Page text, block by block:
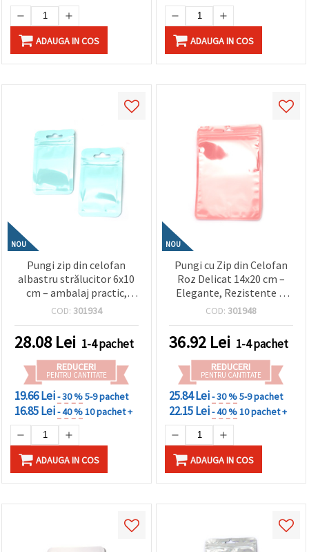
ADAUGA IN COS ADAUGA IN COS
NOU
Pungi zip din celofan
albastru strălucitor 6x10
cm – ambalaj practic,
rezistent și atrăgător, set
COD: 301934
28.08 Lei 1-4 pachet
REDUCERI
PENTRU CANTITATE
19.66 Lei- 30 %5-9 pachet
16.85 Lei- 40 %10 pachet +
ADAUGA IN COS
NOU
Pungi cu Zip din Celofan
Roz Delicat 14x20 cm –
Elegante, Rezistente și
Atrăgătoare, Set 50 buc.
COD: 301948
36.92 Lei 1-4 pachet
REDUCERI
PENTRU CANTITATE
25.84 Lei- 30 %5-9 pachet
22.15 Lei- 40 %10 pachet +
ADAUGA IN COS